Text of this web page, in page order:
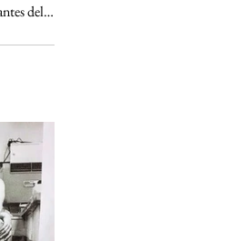
del
apaga sus
El
el
Tuxtlas,
declararse
de esa